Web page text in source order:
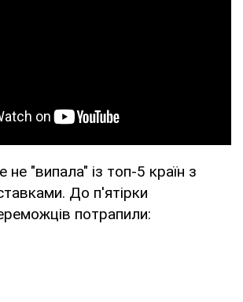
не "випала" із топ-5 країн з
До п'ятірки
потрапили: